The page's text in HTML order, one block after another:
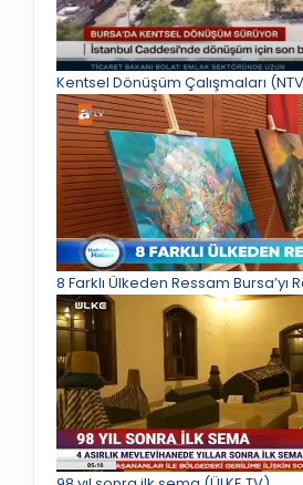
Kentsel Dönüşüm Çalışmaları
8 Farklı Ülkeden Ressam Bursa’yı